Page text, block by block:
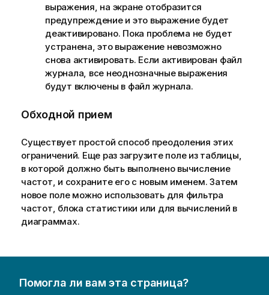
выражения, на экране отобразится
предупреждение и это выражение будет
деактивировано. Пока проблема не будет
устранена, это выражение невозможно
снова активировать. Если активирован файл
журнала, все неоднозначные выражения
будут включены в файл журнала.
Обходной прием
Существует простой способ преодоления этих
ограничений. Еще раз загрузите поле из таблицы,
в которой должно быть выполнено вычисление
частот, и сохраните его с новым именем. Затем
новое поле можно использовать для фильтра
частот, блока статистики или для вычислений в
диаграммах.
Помогла ли вам эта страница?